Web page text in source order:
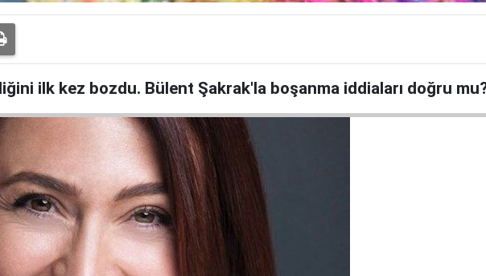
ilk kez bozdu. Bülent Şakrak'la boşanma iddiaları doğru